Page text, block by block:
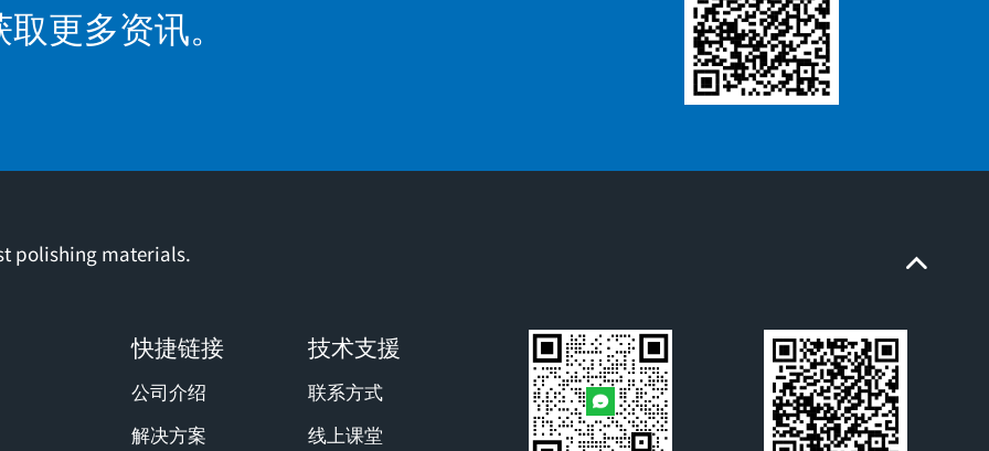
更多资讯。
polishing materials.
快捷链接 技术支援
公司介绍
解决方案
联系方式
线上课堂